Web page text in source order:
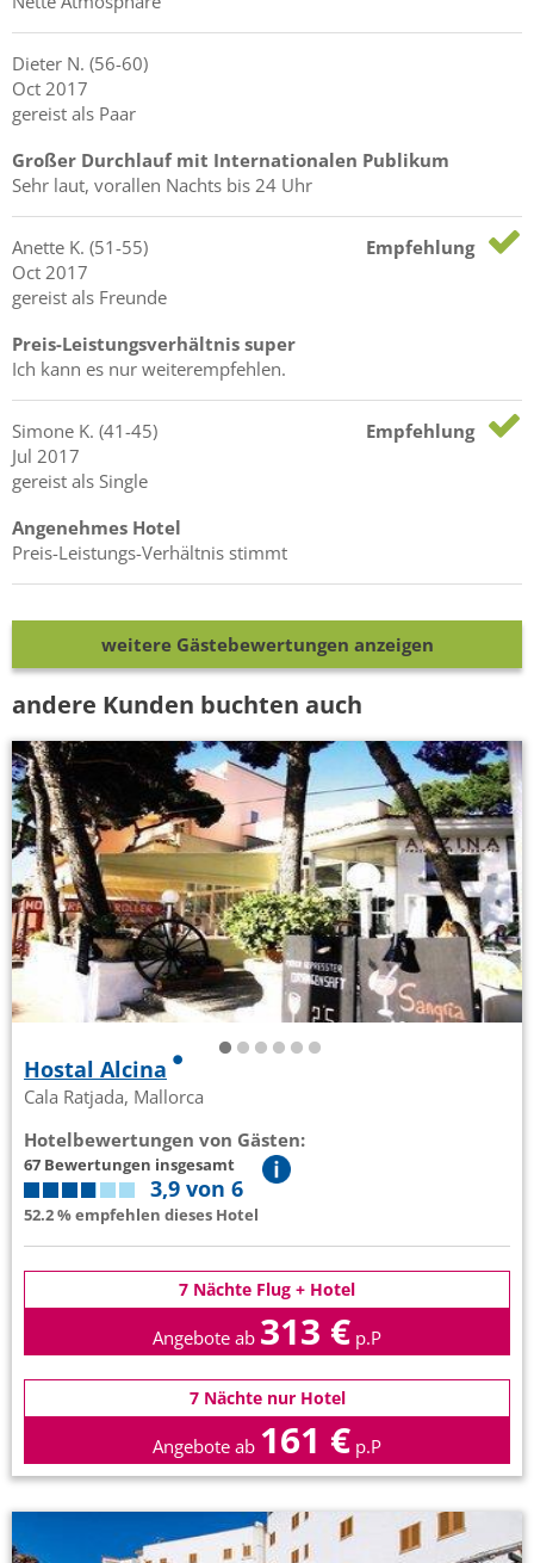
Dieter N. (56-60)
Oct 2017
gereist als Paar
Großer Durchlauf mit Internationalen Publikum
Sehr laut, vorallen Nachts bis 24 Uhr
Anette K. (51-55)
Oct 2017
gereist als Freunde
Empfehlung
Preis-Leistungsverhältnis super
Ich kann es nur weiterempfehlen.
Simone K. (41-45)
Jul 2017
gereist als Single
Empfehlung
Angenehmes Hotel
Preis-Leistungs-Verhältnis stimmt
weitere Gästebewertungen anzeigen
andere Kunden buchten auch
Hostal Alcina
Cala Ratjada, Mallorca
Hotelbewertungen von Gästen:
67 Bewertungen insgesamt
3,9 von 6
52.2 % empfehlen dieses Hotel
7 Nächte Flug + Hotel
Angebote ab 313 € p.P
7 Nächte nur Hotel
Angebote ab 161 € p.P